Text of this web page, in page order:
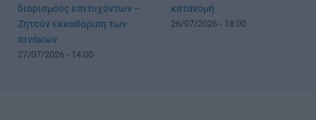
διορισμούς επιτυχόντων –
Ζητούν εκκαθάριση των
πινάκων
27/07/2026 - 14:00
κατανομή
26/07/2026 - 18:00